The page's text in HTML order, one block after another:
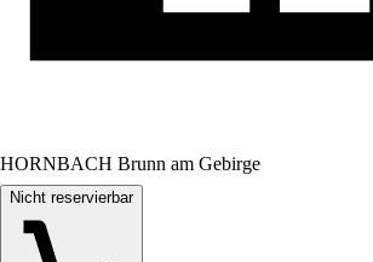
HORNBACH Brunn am Gebirge
Nicht reservierbar